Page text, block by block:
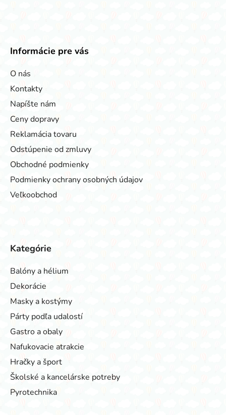
Informácie pre vás
O nás
Kontakty
Napíšte nám
Ceny dopravy
Reklamácia tovaru
Odstúpenie od zmluvy
Obchodné podmienky
Podmienky ochrany osobných údajov
Veľkoobchod
Kategórie
Balóny a hélium
Dekorácie
Masky a kostýmy
Párty podľa udalostí
Gastro a obaly
Nafukovacie atrakcie
Hračky a šport
Školské a kancelárske potreby
Pyrotechnika